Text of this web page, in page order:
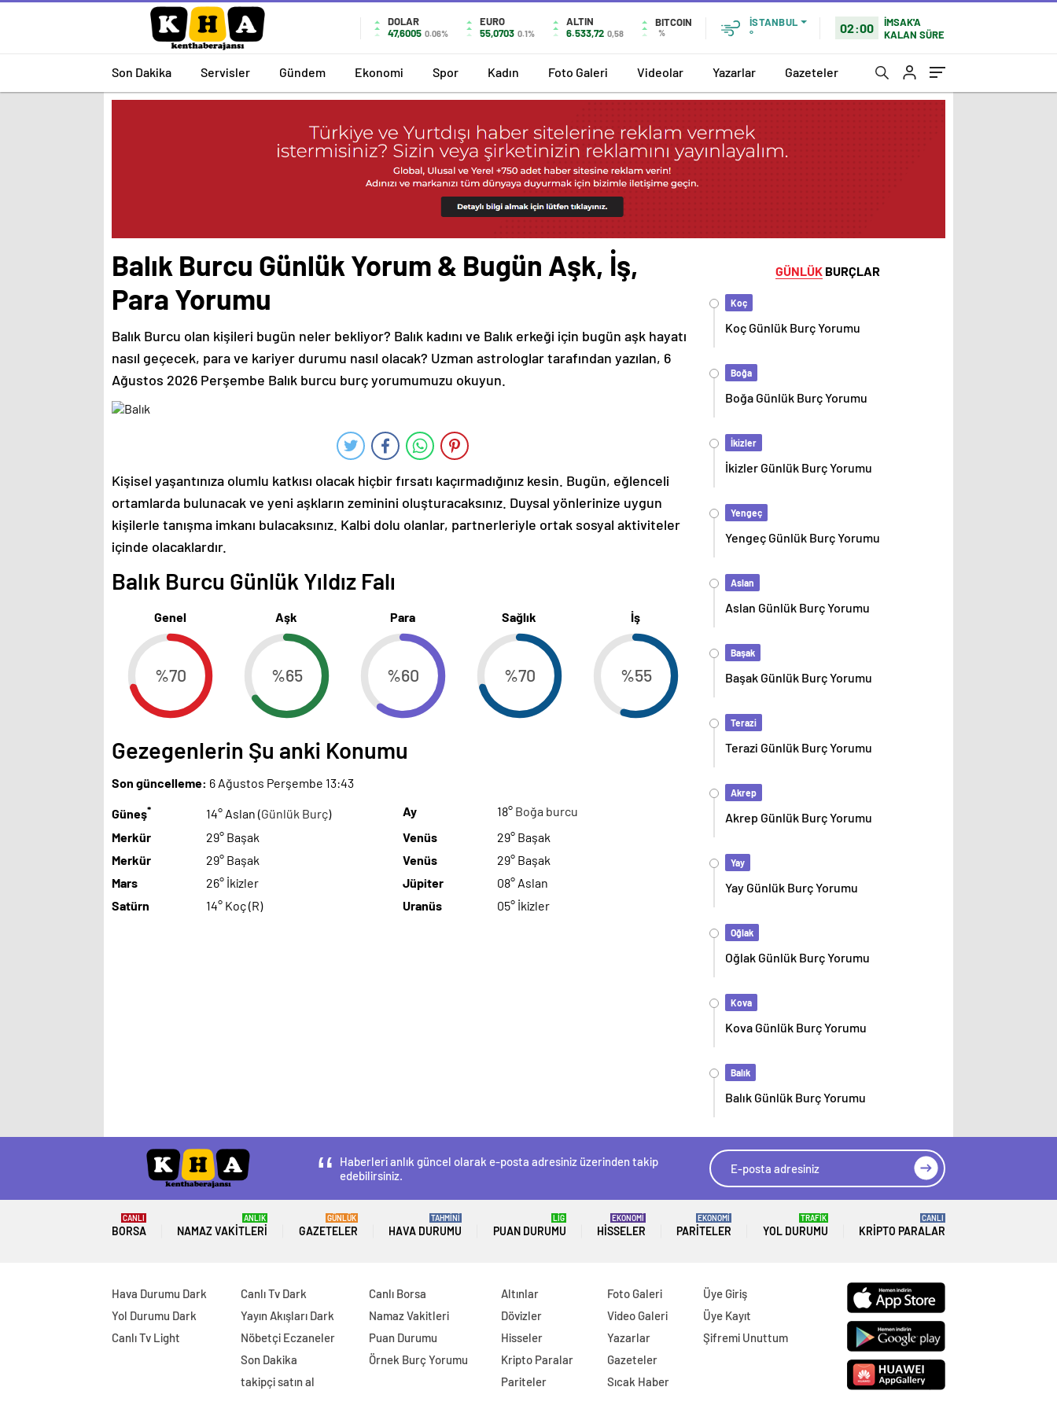
DOLAR
47,6005 0.06%
EURO
55,0703 0.1%
ALTIN
6.533,72 0,58
BITCOIN
%
İSTANBUL
°
02:00
İMSAK'A
KALAN SÜRE
Son Dakika Servisler Gündem Ekonomi Spor Kadın Foto Galeri Videolar Yazarlar Gazeteler
Balık Burcu Günlük Yorum & Bugün Aşk, İş,
Para Yorumu
Balık Burcu olan kişileri bugün neler bekliyor? Balık kadını ve Balık erkeği için bugün aşk hayatı
nasıl geçecek, para ve kariyer durumu nasıl olacak? Uzman astrologlar tarafından yazılan, 6
Ağustos 2026 Perşembe Balık burcu burç yorumumuzu okuyun.
Kişisel yaşantınıza olumlu katkısı olacak hiçbir fırsatı kaçırmadığınız kesin. Bugün, eğlenceli
ortamlarda bulunacak ve yeni aşkların zeminini oluşturacaksınız. Duysal yönlerinize uygun
kişilerle tanışma imkanı bulacaksınız. Kalbi dolu olanlar, partnerleriyle ortak sosyal aktiviteler
içinde olacaklardır.
Balık Burcu Günlük Yıldız Falı
Genel
%70
Aşk
%65
Para
%60
Sağlık
%70
İş
%55
Gezegenlerin Şu anki Konumu
Son güncelleme: 6 Ağustos Perşembe 13:43
Güneş* 14° Aslan (Günlük Burç) Ay 18° Boğa burcu
Merkür
29° Başak Venüs
29° Başak
Merkür
29° Başak Venüs
29° Başak
Mars
26° İkizler Jüpiter
08° Aslan
Satürn
14° Koç (R) Uranüs 05° İkizler
GÜNLÜKBURÇLAR
Koç
Koç Günlük Burç Yorumu
Boğa
Boğa Günlük Burç Yorumu
İkizler
İkizler Günlük Burç Yorumu
Yengeç
Yengeç Günlük Burç Yorumu
Aslan
Aslan Günlük Burç Yorumu
Başak
Başak Günlük Burç Yorumu
Terazi
Terazi Günlük Burç Yorumu
Akrep
Akrep Günlük Burç Yorumu
Yay
Yay Günlük Burç Yorumu
Oğlak
Oğlak Günlük Burç Yorumu
Kova
Kova Günlük Burç Yorumu
Balık
Balık Günlük Burç Yorumu
Haberleri anlık güncel olarak e-posta adresiniz üzerinden takip
edebilirsiniz.
BORSA
CANLI
NAMAZ VAKITLERI
ANLIK
GAZETELER
GÜNLÜK
HAVA DURUMU
TAHMİNİ
PUAN DURUMU
LİG
HISSELER
EKONOMİ
PARITELER
EKONOMİ
YOL DURUMU
TRAFİK
KRIPTO PARALAR
CANLI
Hava Durumu Dark
Yol Durumu Dark
Canlı Tv Light
Canlı Tv Dark
Yayın Akışları Dark
Nöbetçi Eczaneler
Son Dakika
takipçi satın al
Canlı Borsa
Namaz Vakitleri
Puan Durumu
Örnek Burç Yorumu
Altınlar
Dövizler
Hisseler
Kripto Paralar
Pariteler
Foto Galeri
Video Galeri
Yazarlar
Gazeteler
Sıcak Haber
Üye Giriş
Üye Kayıt
Şifremi Unuttum